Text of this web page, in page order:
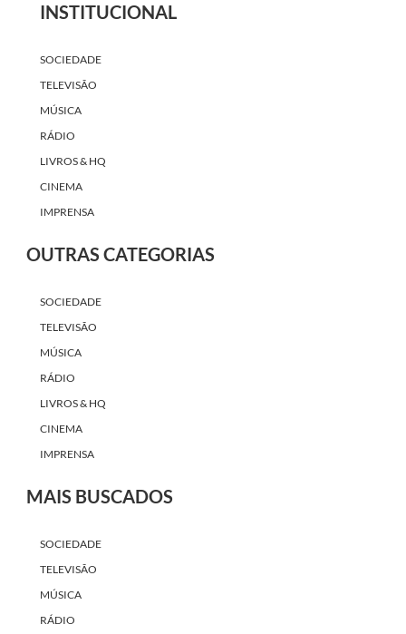
INSTITUCIONAL
SOCIEDADE
TELEVISÃO
MÚSICA
RÁDIO
LIVROS & HQ
CINEMA
IMPRENSA
OUTRAS CATEGORIAS
SOCIEDADE
TELEVISÃO
MÚSICA
RÁDIO
LIVROS & HQ
CINEMA
IMPRENSA
MAIS BUSCADOS
SOCIEDADE
TELEVISÃO
MÚSICA
RÁDIO